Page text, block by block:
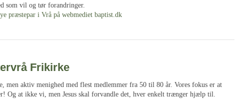
som vil og tør forandringer.
præstepar i Vrå på webmediet baptist.dk
Frikirke
men aktiv menighed med flest medlemmer fra 50 til 80 år. Vores fokus er at
Og at ikke vi, men Jesus skal forvandle det, hver enkelt trænger hjælp til.